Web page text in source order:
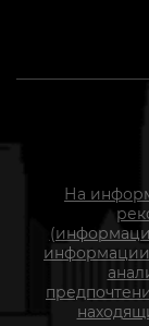
На
информации